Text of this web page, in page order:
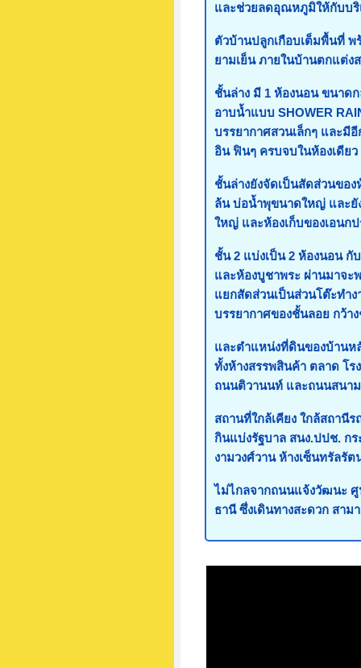
และช่วยลดอุณหภูมิให้กับบ
ตัวบ้านปลูกเกือบเต็มพื้นที่
ยามเย็น ภายในบ้านตกแต่ง
ชั้นล่าง มี 1 ห้องนอน ขนาด
อาบน้ำแบบ SHOWER
บรรยากาศสวนเล็กๆ และมี
อิน ฟินๆ ครบจบในห้องเดียว
ชั้นล่างยังจัดเป็นสัดส่วนขอ
ล้น บ่อน้ำพุขนาดใหญ่ และยั
ใหญ่ และห้องเก็บของเอนก
ชั้น 2 แบ่งเป็น 2 ห้องนอน กั
และห้องบูชาพระ ผ่านมาจ
แยกสัดส่วนเป็นส่วนโต๊ะทำ
บรรยากาศของชั้นลอย กว้า
และตำแหน่งที่ดินของบ้านหลั
ทั้งห้างสรรพสินค้า ตลาด โร
ถนนติวานนท์ และถนนสนา
สถานที่ใกล้เคียง ใกล้สถานี
กินแบ่งรัฐบาล สนง.ปปช. ก
งามวงศ์วาน ห้างเซ็นทรัลรัต
ไม่ไกลจากถนนแจ้งวัฒนะ ศู
ธานี ซึ่งเดินทางสะดวก สา